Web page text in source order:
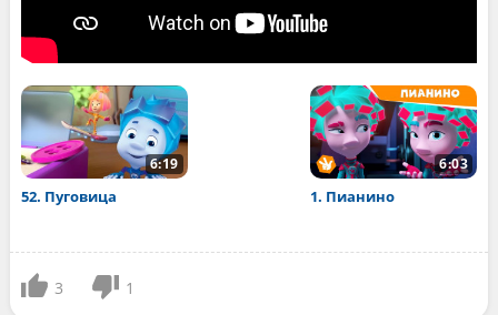
6:19
52. Пуговица
6:03
1. Пианино
3 1